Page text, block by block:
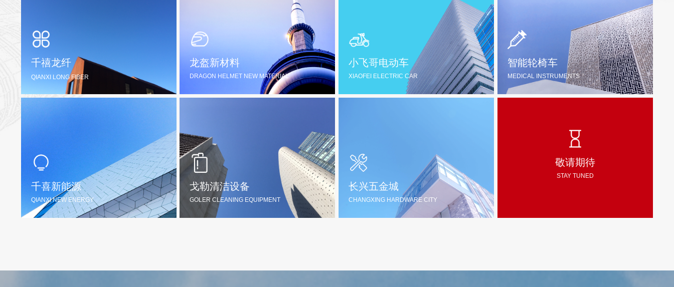
千禧龙纤
QIANXI LONG FIBER
QIANXI LONG FIBER
探索更多 뀠
龙盔新材料
DRAGON HELMET NEW MATERIAL
龙盔新材料
DRAGON HELMET NEW MATERIAL
探索更多
小飞哥电动车
XIAOFEI ELECTRIC CAR
小飞哥电动车
XIAOFEI ELECTRIC CAR
探索更多 뀠
智能轮椅车
MEDICAL INSTRUMENTS
MEDICAL INSTRUMENTS
千喜新能源
QIANXI NEW ENERGY
戈勒清洁设备
GOLER CLEANING EQUIPMENT
长兴五金城
CHANGXING HARDWARE CITY
敬请期待
STAY TUNED